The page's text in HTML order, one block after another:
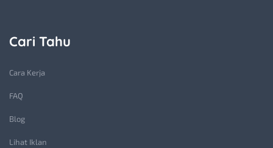
Cari Tahu
Cara Kerja
FAQ
Blog
Lihat Iklan